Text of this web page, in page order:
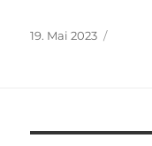
Veröffentlicht
19. Mai 2023